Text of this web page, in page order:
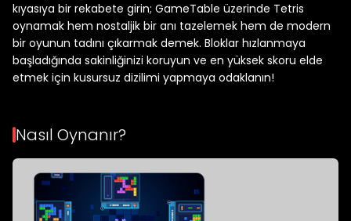
kıyasıya bir rekabete girin; GameTable üzerinde Tetris
oynamak hem nostaljik bir anı tazelemek hem de modern
bir oyunun tadını çıkarmak demek. Bloklar hızlanmaya
başladığında sakinliğinizi koruyun ve en yüksek skoru elde
etmek için kusursuz dizilimi yapmaya odaklanın!
Nasıl Oynanır?